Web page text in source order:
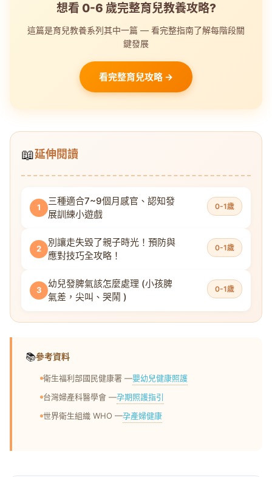
想看 0-6 歲完整育兒教養攻略?
這篇是育兒教養系列其中一篇 — 看完整指南了解每階段關
鍵發展
看完整育兒攻略 →
📖延伸閱讀
1
三種適合7~9個月感官、認知發
展訓練小遊戲
0-1歲
2
別讓走失毀了親子時光！預防與
應對技巧全攻略！
0-1歲
3
幼兒發脾氣該怎麼處理 (小孩脾
氣差，尖叫、哭鬧 )
0-1歲
📚參考資料
衛生福利部國民健康署 —嬰幼兒健康照護
台灣婦產科醫學會 —孕期照護指引
世界衛生組織 WHO —孕產婦健康